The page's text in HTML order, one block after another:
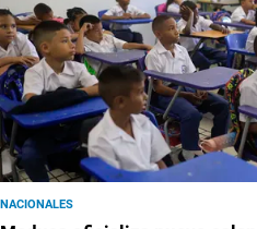
NACIONALES